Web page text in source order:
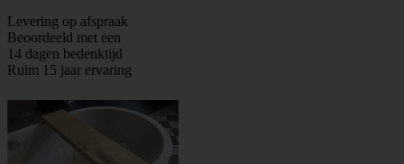
Levering op afspraak
Beoordeeld met een
14 dagen bedenktijd
Ruim 15 jaar ervaring